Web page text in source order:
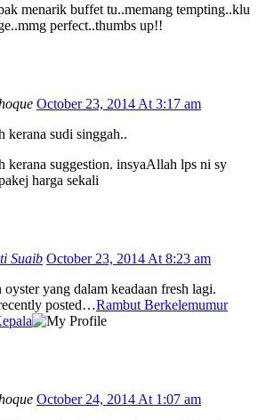
menarik buffet tu..memang tempting..klu
perfect..thumbs up!!
October 23, 2014 At 3:17 am
kerana sudi singgah..
kerana suggestion. insyaAllah lps ni sy
harga sekali
Suaib October 23, 2014 At 8:23 am
oyster yang dalam keadaan fresh lagi.
posted…Rambut Berkelemumur
October 24, 2014 At 1:07 am